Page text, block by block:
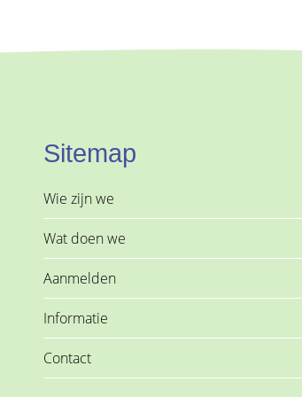
Sitemap
Wie zijn we
Wat doen we
Aanmelden
Informatie
Contact